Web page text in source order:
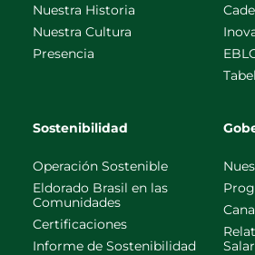
Nuestra Historia
Nuestra Cultura
Presencia
Sostenibilidad
Operación Sostenible
Eldorado Brasil en las
Comunidades
Certificaciones
Informe de Sostenibilidad